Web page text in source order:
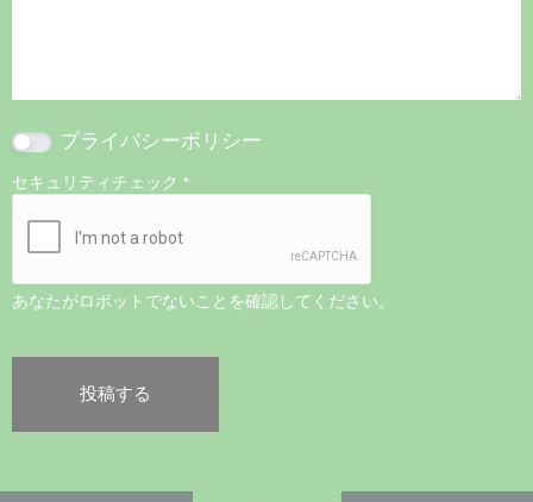
プライバシーポリシー
セキュリティチェック *
あなたがロボットでないことを確認してください。